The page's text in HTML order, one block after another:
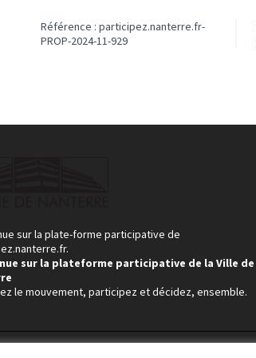
Référence : participez.nanterre.fr-
PROP-2024-11-929
sur la plate-forme participative de
sur la plateforme participative de la Ville de
le mouvement, participez et décidez, ensemble.